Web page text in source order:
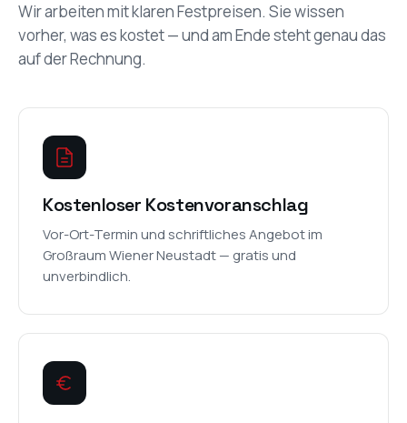
Wir arbeiten mit klaren Festpreisen. Sie wissen
vorher, was es kostet — und am Ende steht genau das
auf der Rechnung.
Kostenloser Kostenvoranschlag
Vor-Ort-Termin und schriftliches Angebot im
Großraum Wiener Neustadt — gratis und
unverbindlich.